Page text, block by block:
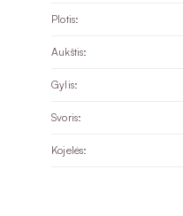
Plotis:
Aukštis:
Gylis:
Svoris:
Kojelės: